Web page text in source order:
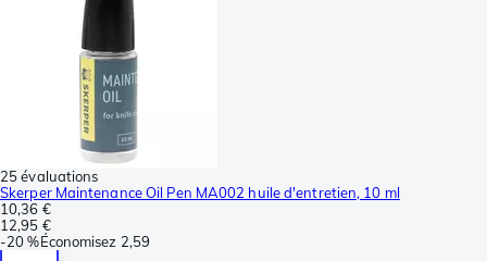
25 évaluations
Skerper Maintenance Oil Pen MA002 huile d'entretien, 10 ml
10,36 €
12,95 €
-20 %Économisez 2,59